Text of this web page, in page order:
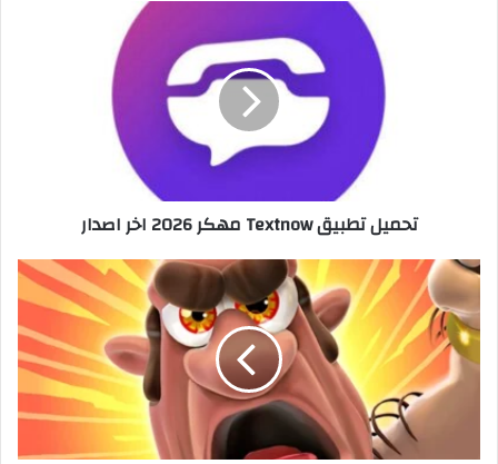
تحميل تطبيق Textnow مهكر 2026 اخر اصدار